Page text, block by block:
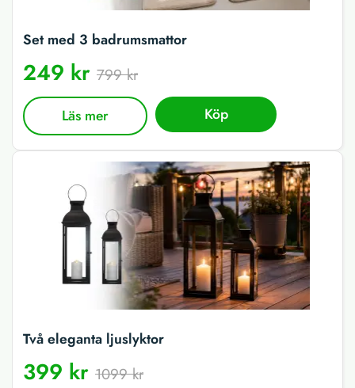
Set med 3 badrumsmattor
249 kr 799 kr
Läs mer Köp
Två eleganta ljuslyktor
399 kr 1099 kr